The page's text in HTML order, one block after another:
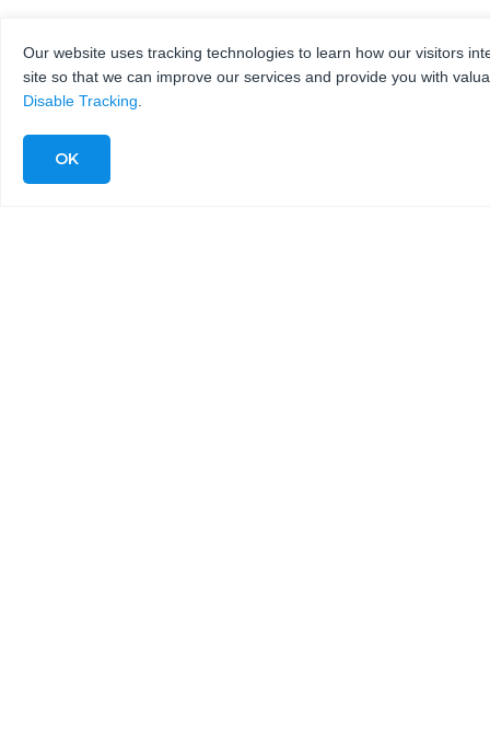
Our website uses tracking technologies to learn how our visitors
site so that we can improve our services and provide you with
Disable Tracking